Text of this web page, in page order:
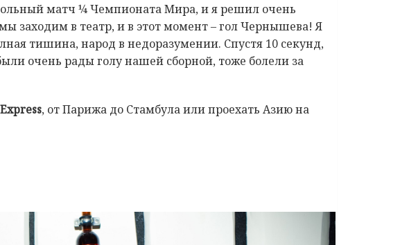
матч ¼ Чемпионата Мира, и я решил очень
заходим в театр, и в этот момент – гол Чернышева! Я
тишина, народ в недоразумении. Спустя 10 секунд,
очень рады голу нашей сборной, тоже болели за
, от Парижа до Стамбула или проехать Азию на